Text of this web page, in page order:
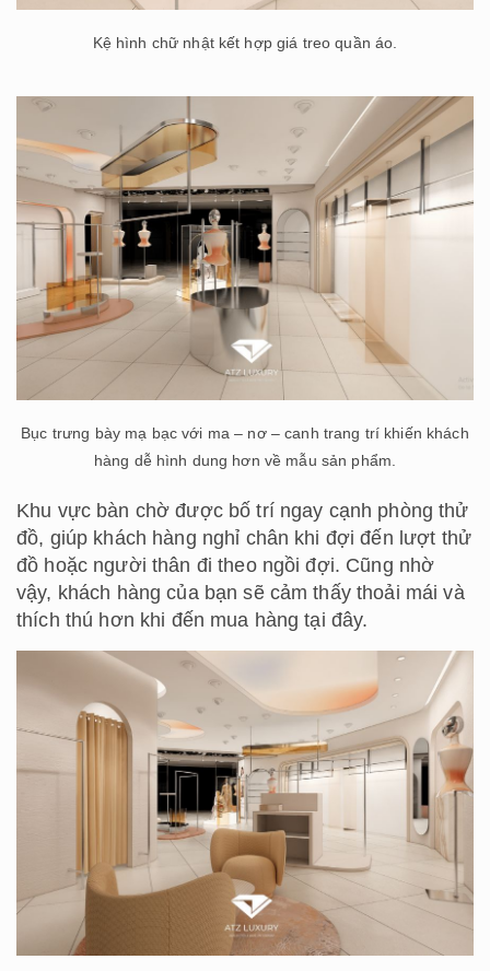
Kệ hình chữ nhật kết hợp giá treo quần áo.
Bục trưng bày mạ bạc với ma – nơ – canh trang trí khiến khách
hàng dễ hình dung hơn về mẫu sản phẩm.
Khu vực bàn chờ được bố trí ngay cạnh phòng thử
đồ, giúp khách hàng nghỉ chân khi đợi đến lượt thử
đồ hoặc người thân đi theo ngồi đợi. Cũng nhờ
vậy, khách hàng của bạn sẽ cảm thấy thoải mái và
thích thú hơn khi đến mua hàng tại đây.